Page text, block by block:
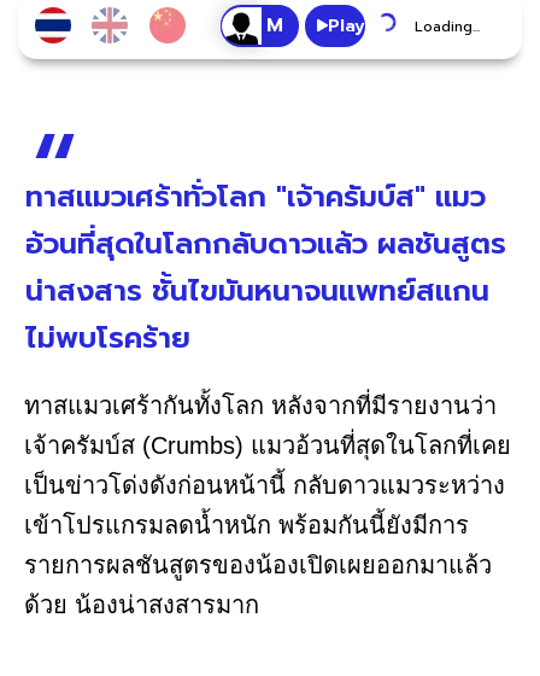
Play Loading...
ทาสแมวเศร้าทั่วโลก "เจ้าครัมบ์ส" แมว
อ้วนที่สุดในโลกกลับดาวแล้ว ผลชันสูตร
น่าสงสาร ชั้นไขมันหนาจนแพทย์สแกน
ไม่พบโรคร้าย
ทาสแมวเศร้ากันทั้งโลก หลังจากที่มีรายงานว่า
เจ้าครัมบ์ส (Crumbs) แมวอ้วนที่สุดในโลกที่เคย
เป็นข่าวโด่งดังก่อนหน้านี้ กลับดาวแมวระหว่าง
เข้าโปรแกรมลดน้ำหนัก พร้อมกันนี้ยังมีการ
รายการผลชันสูตรของน้องเปิดเผยออกมาแล้ว
ด้วย น้องน่าสงสารมาก